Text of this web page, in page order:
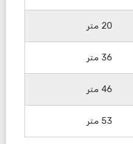
20 متر
36 متر
46 متر
53 متر